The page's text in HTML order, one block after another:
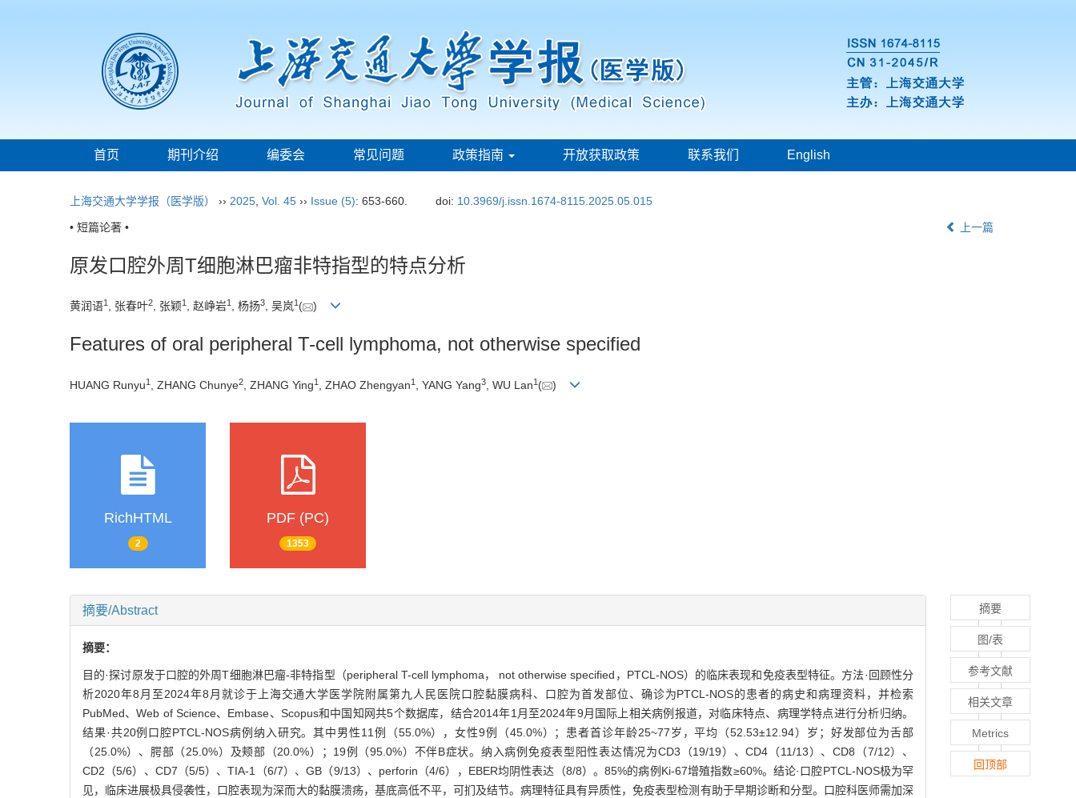
首页 期刊介绍 编委会 常见问题 政策指南 开放获取政策 联系我们 English
上海交通大学学报（医学版） ›› 2025 Vol. 45 ›› Issue (5): 653-660. doi: 10.3969/j.issn.1674-8115.2025.05.015
• 短篇论著 • 上一篇
原发口腔外周T细胞淋巴瘤非特指型的特点分析
黄润语1 , 张春叶2, 张颖1 , 赵峥岩1 , 杨扬3, 吴岚1 ( )
Features of oral peripheral T-cell lymphoma, not otherwise specified
HUANG Runyu1 , ZHANG Chunye2 , ZHANG Ying1 , ZHAO Zhengyan1 , YANG Yang3 , WU Lan1 ( )
RichHTML
2
PDF (PC)
1353
摘要/Abstract
摘要：
目的·探讨原发于口腔的外周T细胞淋巴瘤-非特指型（peripheral T-cell lymphoma， not otherwise specified，PTCL-NOS）的临床表现和免疫表型特征。方法·回顾性分
析2020年8月至2024年8月就诊于上海交通大学医学院附属第九人民医院口腔黏膜病科、口腔为首发部位、确诊为PTCL-NOS的患者的病史和病理资料，并检索
PubMed、Web of Science、Embase、Scopus和中国知网共5个数据库，结合2014年1月至2024年9月国际上相关病例报道，对临床特点、病理学特点进行分析归纳。
结果·共20例口腔PTCL-NOS病例纳入研究。其中男性11例（55.0%），女性9例（45.0%）；患者首诊年龄25~77岁，平均（52.53±12.94）岁；好发部位为舌部
（25.0%）、腭部（25.0%）及颊部（20.0%）；19例（95.0%）不伴B症状。纳入病例免疫表型阳性表达情况为CD3（19/19）、CD4（11/13）、CD8（7/12）、
CD2（5/6）、CD7（5/5）、TIA-1（6/7）、GB（9/13）、perforin（4/6），EBER均阴性表达（8/8）。85%的病例Ki-67增殖指数≥60%。结论·口腔PTCL-NOS极为罕
见，临床进展极具侵袭性，口腔表现为深而大的黏膜溃疡，基底高低不平，可扪及结节。病理特征具有异质性，免疫表型检测有助于早期诊断和分型。口腔科医师需加深
摘要
图/表
参考文献
相关文章
Metrics
回顶部